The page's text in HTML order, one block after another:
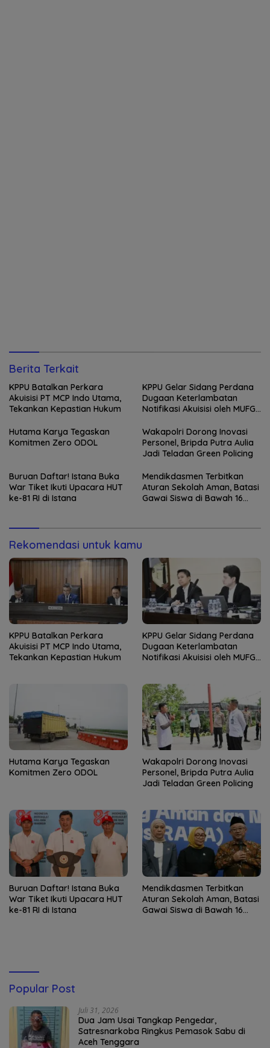
Berita Terkait
KPPU Batalkan Perkara
Akuisisi PT MCP Indo Utama,
Tekankan Kepastian Hukum
KPPU Gelar Sidang Perdana
Dugaan Keterlambatan
Notifikasi Akuisisi oleh MUFG
Hutama Karya Tegaskan
Komitmen Zero ODOL
Wakapolri Dorong Inovasi
Personel, Bripda Putra Aulia
Jadi Teladan Green Policing
Buruan Daftar! Istana Buka
War Tiket Ikuti Upacara HUT
ke-81 RI di Istana
Mendikdasmen Terbitkan
Aturan Sekolah Aman, Batasi
Gawai Siswa di Bawah 16
Rekomendasi untuk kamu
KPPU Batalkan Perkara
Akuisisi PT MCP Indo Utama,
Tekankan Kepastian Hukum
KPPU Gelar Sidang Perdana
Dugaan Keterlambatan
Notifikasi Akuisisi oleh MUFG
Hutama Karya Tegaskan
Komitmen Zero ODOL
Wakapolri Dorong Inovasi
Personel, Bripda Putra Aulia
Jadi Teladan Green Policing
Buruan Daftar! Istana Buka
War Tiket Ikuti Upacara HUT
ke-81 RI di Istana
Mendikdasmen Terbitkan
Aturan Sekolah Aman, Batasi
Gawai Siswa di Bawah 16
Popular Post
Juli 31, 2026
Dua Jam Usai Tangkap Pengedar,
Satresnarkoba Ringkus Pemasok Sabu di
Aceh Tenggara